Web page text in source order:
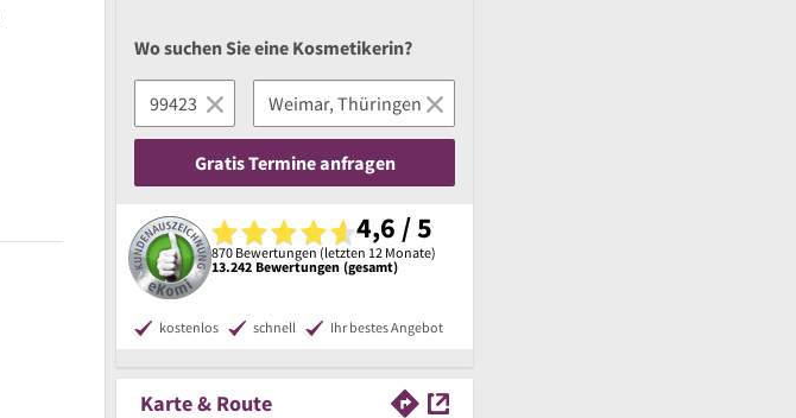
Wo suchen Sie eine Kosmetikerin?
Gratis Termine anfragen
4,6 / 5
870 Bewertungen (letzten 12 Monate)
13.242 Bewertungen (gesamt)
kostenlos schnell Ihr bestes Angebot
Karte & Route